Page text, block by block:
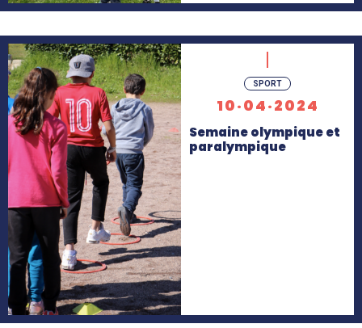
SPORT
10·04·2024
Semaine olympique et
paralympique
En
savoir
+